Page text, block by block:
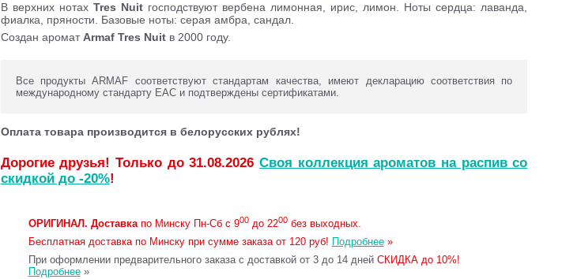
В верхних нотах Tres Nuitгосподствуют вербена лимонная, ирис, лимон. Ноты сердца: лаванда,
фиалка, пряности. Базовые ноты: серая амбра, сандал.
Создан аромат Armaf Tres Nuit в 2000 году.
Все продукты ARMAF соответствуют стандартам качества, имеют декларацию соответствия по
международному стандарту ЕАС и подтверждены сертификатами.
Оплата товара производится в белорусских рублях!
Дорогие друзья! Только до 31.08.2026 Своя коллекция ароматов на распив со
скидкой до -20%!
ОРИГИНАЛ. Доставкапо Минску Пн-Сб с 900до 2200без выходных.
Бесплатная доставка по Минску при сумме заказа от 120 руб! Подробнее»
При оформлении предварительного заказа с доставкой от 3 до 14 дней СКИДКА до 10%!
Подробнее»